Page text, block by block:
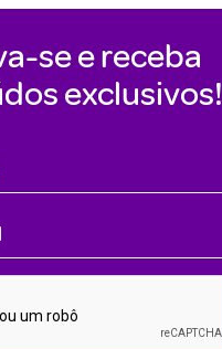
se e receba
exclusivos!